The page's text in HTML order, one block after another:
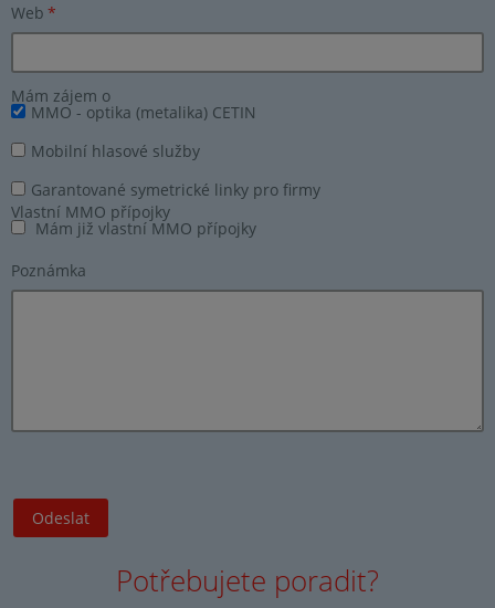
Web *
Mám zájem o
MMO - optika (metalika) CETIN
Mobilní hlasové služby
Garantované symetrické linky pro firmy
Vlastní MMO přípojky
Mám již vlastní MMO přípojky
Poznámka
Potřebujete poradit?